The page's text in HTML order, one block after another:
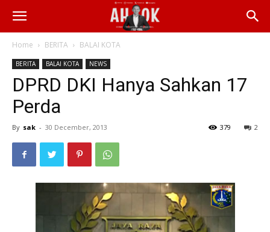
Home BERITA BALAI KOTA
BERITA BALAI KOTA NEWS
DPRD DKI Hanya Sahkan 17
Perda
By sak - 30 December, 2013 2
379